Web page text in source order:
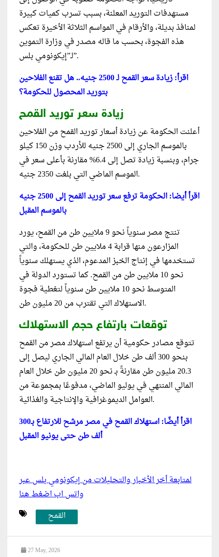
مستهدفات التوريد المعلنة، بسبب تسرب كميات كبيرة
لمنافذ بديلة، والأرقام في المواسم الثلاثة الأخيرة تعكس
هذه الفجوة، بحسب ما قاله مصدر في وزارة التموين
لـ”إيكونومي بلس”.
اقرأ: زيادة سعر القمح لـ 2500 جنيه.. هل تقنع الفلاحين
بتوريد المحصول للحكومة؟
زيادة سعر توريد القمح
أعلنت الحكومة عن زيادة أسعار توريد القمح من الفلاحين
بالموسم الجاري إلى 2500 جنيه للأردب وزن 150 كيلو
جرام، وبنسبة زيادة تصل إلى 6.4% مقارنة بأعلى سعر في
الموسم الماضي التي بلغت 2350 جنيه.
اقرأ أيضا: الحكومة ترفع سعر توريد القمح إلى 2500 جنيه
بالموسم المقبل
تنتج مصر سنوياً نحو 9 ملايين طن من القمح، يورد
المزارعون منها قرابة 4 ملايين طن للحكومة، والتي
تستخدمها في إنتاج الخبز المدعوم، الذي يستهلك سنوياً
نحو 10 ملايين طن من القمح. كما تستورد الدولة في
المتوسط نحو 10 ملايين طن سنوياً لتغطية فجوة
الاستهلاك التي تقترب من 20 مليون طن.
توقعات بارتفاع حجم الاستهلاك
تتوقع مصادر حكومية أن يرتفع استهلاك مصر من القمح
بنحو 300 ألف طن خلال العام المالي الجاري ليصل إلى
20.3 مليون طن مقارنةً بـ نحو 20 مليون طن خلال العام
المالي المنتهي في يوليو الماضي، مدفوعًا بمجموعة من
العوامل الديموغرافية والإنتاجية والغذائية.
اقرأ أيضًا: استهلاك القمح في مصر مرشح للارتفاع بـ300
ألف طن حتى يونيو المقبل
لمتابعة أخر الأخبار والتحليلات من إيكونومي بلس عبر
واتس اب اضغط هنا
القمح
27 May, 2026